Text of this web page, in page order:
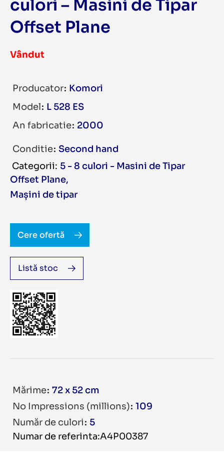
culori – Masini de Tipar
Offset Plane
Vândut
Producator Komori
Model L 528 ES
An fabricatie 2000
Conditie Second hand
5 - 8 culori - Masini de Tipar
Offset Plane
,
Mașini de tipar
Cere ofertă
Listă stoc
Mărime 72 x 52 cm
No Impressions (millions) 109
Număr de culori 5
Numar de referinta:A4P00387